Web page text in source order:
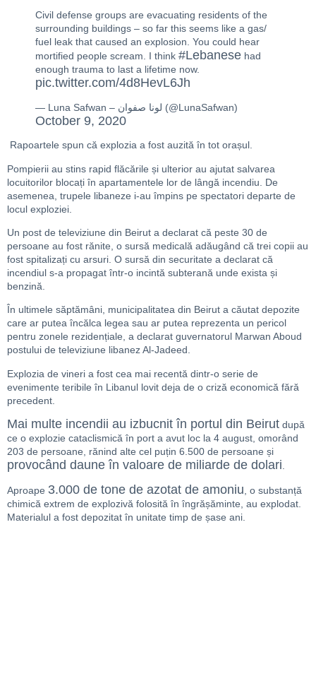
Civil defense groups are evacuating residents of the
surrounding buildings – so far this seems like a gas/
fuel leak that caused an explosion. You could hear
mortified people scream. I think #Lebanese had
enough trauma to last a lifetime now.
pic.twitter.com/4d8HevL6Jh
— Luna Safwan – لونا صفوان (@LunaSafwan)
October 9, 2020
Rapoartele spun că explozia a fost auzită în tot orașul.
Pompierii au stins rapid flăcările și ulterior au ajutat salvarea
locuitorilor blocați în apartamentele lor de lângă incendiu. De
asemenea, trupele libaneze i-au împins pe spectatori departe de
locul exploziei.
Un post de televiziune din Beirut a declarat că peste 30 de
persoane au fost rănite, o sursă medicală adăugând că trei copii au
fost spitalizați cu arsuri. O sursă din securitate a declarat că
incendiul s-a propagat într-o incintă subterană unde exista și
benzină.
În ultimele săptămâni, municipalitatea din Beirut a căutat depozite
care ar putea încălca legea sau ar putea reprezenta un pericol
pentru zonele rezidențiale, a declarat guvernatorul Marwan Aboud
postului de televiziune libanez Al-Jadeed.
Explozia de vineri a fost cea mai recentă dintr-o serie de
evenimente teribile în Libanul lovit deja de o criză economică fără
precedent.
Mai multe incendii au izbucnit în portul din Beirut după
ce o explozie cataclismică în port a avut loc la 4 august, omorând
203 de persoane, rănind alte cel puțin 6.500 de persoane și
provocând daune în valoare de miliarde de dolari.
Aproape 3.000 de tone de azotat de amoniu , o substanță
chimică extrem de explozivă folosită în îngrășăminte, au explodat.
Materialul a fost depozitat în unitate timp de șase ani.